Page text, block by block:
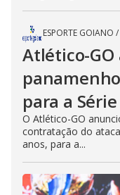
ESPORTE GOIANO /
Atlético-
para a Série
O Atlético-GO
contratação do
anos, para a...